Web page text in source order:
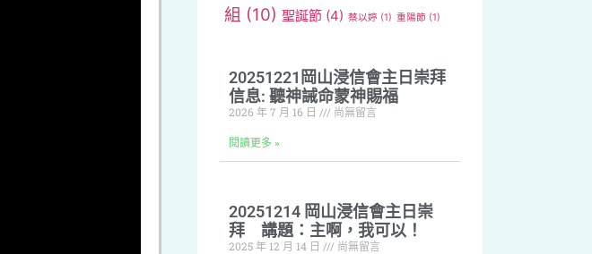
組 (10) 聖誕節(4) 蔡以婷(1) 重陽節(1)
20251221岡山浸信會主日崇拜
信息: 聽神誡命蒙神賜福
2026 年 7 月 16 日 尚無留言
閱讀更多 »
20251214 岡山浸信會主日崇
拜 講題：主啊，我可以！
2025 年 12 月 14 日 尚無留言